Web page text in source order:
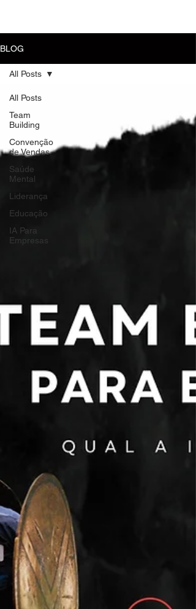
BLOG
All Posts
Team
Building
Convenção
de Vendas
Saúde
Mental
Liderança
Educação
IA Para
Empresas
All Posts